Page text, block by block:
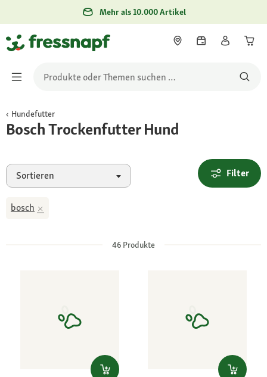
Mehr als 10.000 Artikel
Hundefutter
Bosch Trockenfutter Hund
Sortieren Filter
bosch
46 Produkte